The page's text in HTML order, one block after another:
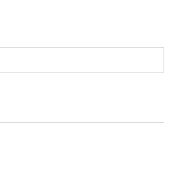
kosztów płatności